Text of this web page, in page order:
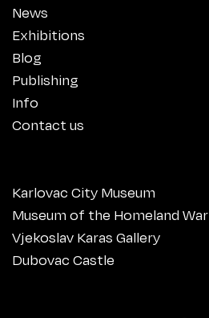
News
Exhibitions
Blog
Publishing
Info
Contact us
Karlovac City Museum
Museum of the Homeland War
Vjekoslav Karas Gallery
Dubovac Castle